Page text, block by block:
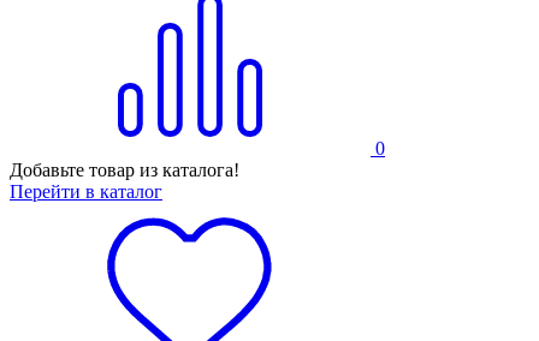
0
Добавьте товар из каталога!
Перейти в каталог